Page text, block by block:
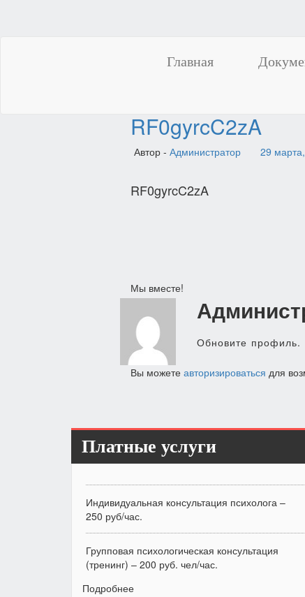
Главная
RF0gyrcC2zA
Автор - Администратор 29
RF0gyrcC2zA
Навигация
по
записям
Мы вместе!
Обновите профиль.
Вы можете авторизироваться для
Платные услуги
Индивидуальная консультация психолога –
250 руб/час.
Групповая психологическая консультация
(тренинг) – 200 руб. чел/час.
Подробнее